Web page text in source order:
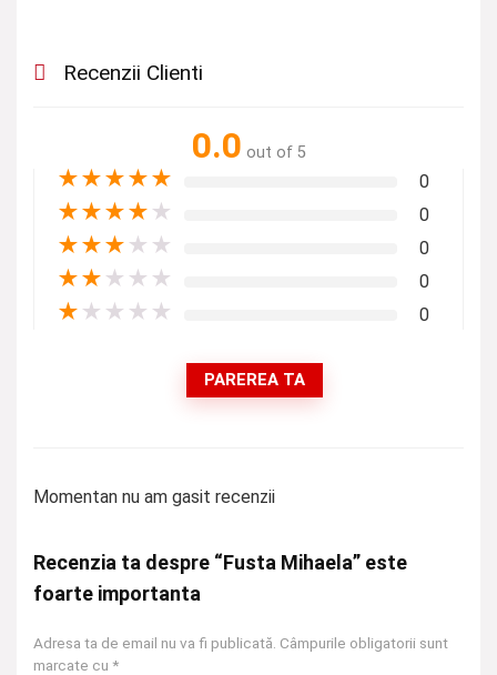
Recenzii Clienti
0.0 out of 5
★★★★★ 0
★★★★ ★ 0
★★★ ★ ★ 0
★★ ★ ★ ★ 0
★ ★ ★ ★ ★ 0
PAREREA TA
Momentan nu am gasit recenzii
Recenzia ta despre “Fusta Mihaela” este
foarte importanta
Adresa ta de email nu va fi publicată. Câmpurile obligatorii sunt
marcate cu *